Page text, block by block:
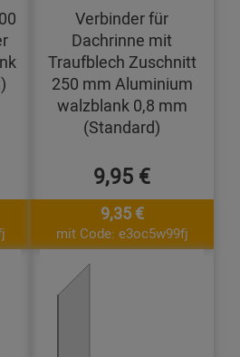
Verbinder für
Dachrinne mit
Traufblech Zuschnitt
250 mm Aluminium
walzblank 0,8 mm
(Standard)
9,95 €
9,35 €
mit Code: e3oc5w99fj